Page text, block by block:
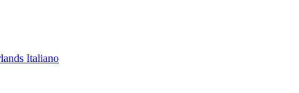
Italiano